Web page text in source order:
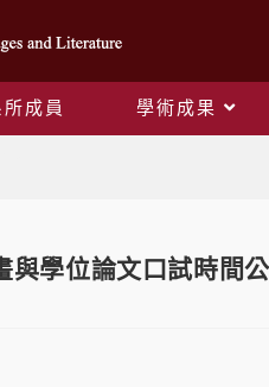
所成員 學術成果
與學位論文口試時間